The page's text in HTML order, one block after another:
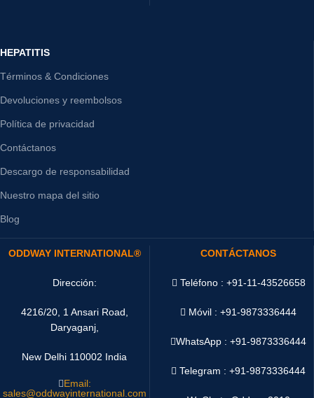
HEPATITIS
Términos & Condiciones
Devoluciones y reembolsos
Política de privacidad
Contáctanos
Descargo de responsabilidad
Nuestro mapa del sitio
Blog
ODDWAY INTERNATIONAL®
Dirección:
4216/20, 1 Ansari Road,
Daryaganj,
New Delhi 110002 India
Email:
sales@oddwayinternational.com
CONTÁCTANOS
Teléfono : +91-11-43526658
Móvil : +91-9873336444
WhatsApp :+91-9873336444
Telegram : +91-9873336444